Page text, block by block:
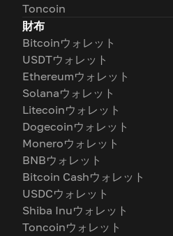
Toncoin
財布
Bitcoinウォレット
USDTウォレット
Ethereumウォレット
Solanaウォレット
Litecoinウォレット
Dogecoinウォレット
Moneroウォレット
BNBウォレット
Bitcoin Cashウォレット
USDCウォレット
Shiba Inuウォレット
Toncoinウォレット